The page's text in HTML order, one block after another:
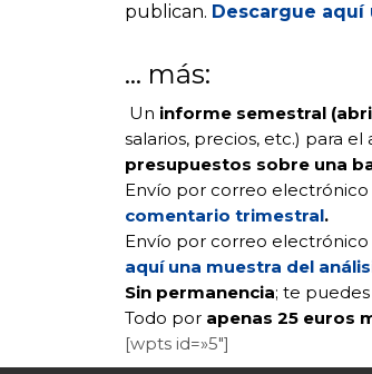
publican. Descargue
… más:
Un informe semestral
salarios, precios, etc.) para
presupuestos sobre una
Envío por correo
comentario trimestral.
Envío por correo electrónico
aquí una muestra del
Sin permanencia; te
Todo por apenas 25 euros
[wpts id=»5″]